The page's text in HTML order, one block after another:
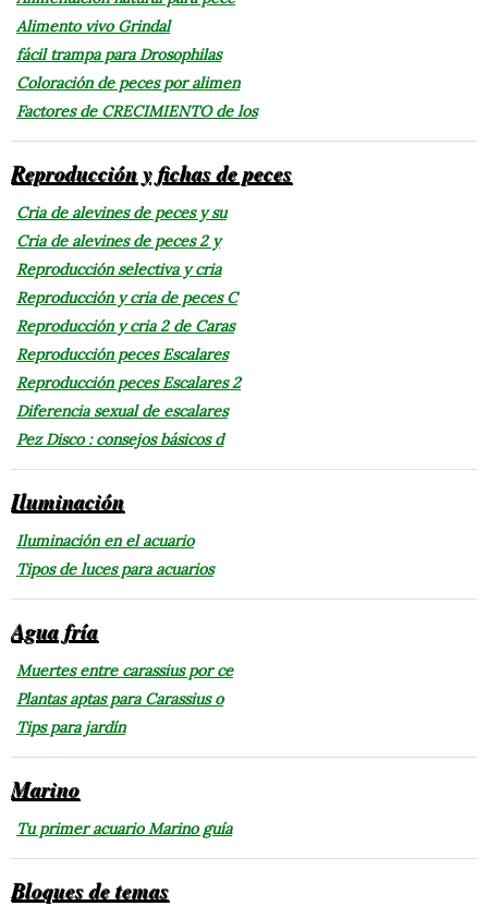
Alimento vivo Grindal
fácil trampa para Drosophilas
Coloración de peces por alimen
Factores de CRECIMIENTO de los
Reproducción y fichas de peces
Cria de alevines de peces y su
Cria de alevines de peces 2 y
Reproducción selectiva y cria
Reproducción y cria de peces C
Reproducción y cria 2 de Caras
Reproducción peces Escalares
Reproducción peces Escalares 2
Diferencia sexual de escalares
Pez Disco : consejos básicos d
Iluminación
Iluminación en el acuario
Tipos de luces para acuarios
Agua fría
Muertes entre carassius por ce
Plantas aptas para Carassius o
Tips para jardín
Marino
Tu primer acuario Marino guía
Bloques de temas